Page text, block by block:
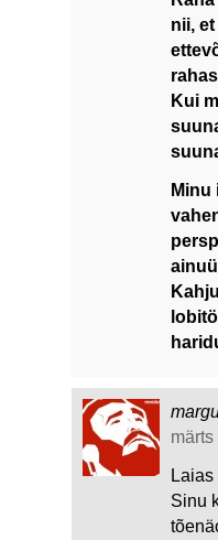
nii,
Kui
Minu
Laias
Sinu